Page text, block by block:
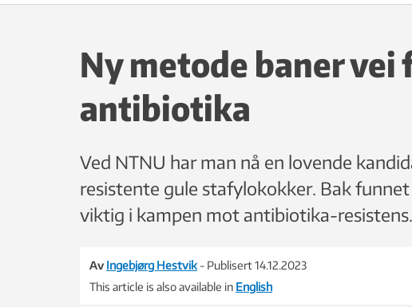
Ny metode baner vei
antibiotika
Ved NTNU har man nå en lovende
resistente gule stafylokokker. Bak
viktig i kampen mot antibiotika-resistens.
Av Ingebjørg Hestvik - Publisert 14.12.2023
This article is also available in English